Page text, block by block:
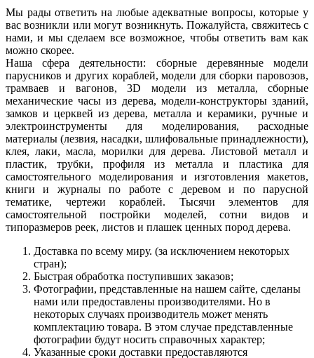
Мы рады ответить на любые адекватные вопросы, которые у
вас возникли или могут возникнуть. Пожалуйста, свяжитесь с
нами, и мы сделаем все возможное, чтобы ответить вам как
можно скорее.
Наша сфера деятельности: сборные деревянные модели
парусников и других кораблей, модели для сборки паровозов,
трамваев и вагонов, 3D модели из металла, сборные
механические часы из дерева, модели-конструкторы зданий,
замков и церквей из дерева, металла и керамики, ручные и
электроинструменты для моделирования, расходные
материалы (лезвия, насадки, шлифовальные принадлежности),
клея, лаки, масла, морилки для дерева. Листовой металл и
пластик, трубки, профиля из металла и пластика для
самостоятельного моделирования и изготовления макетов,
книги и журналы по работе с деревом и по парусной
тематике, чертежи кораблей. Тысячи элементов для
самостоятельной постройки моделей, сотни видов и
типоразмеров реек, листов и плашек ценных пород дерева.
Доставка по всему миру. (за исключением некоторых
стран);
Быстрая обработка поступивших заказов;
Фотографии, представленные на нашем сайте, сделаны
нами или предоставлены производителями. Но в
некоторых случаях производитель может менять
комплектацию товара. В этом случае представленные
фотографии будут носить справочных характер;
Указанные сроки доставки предоставляются